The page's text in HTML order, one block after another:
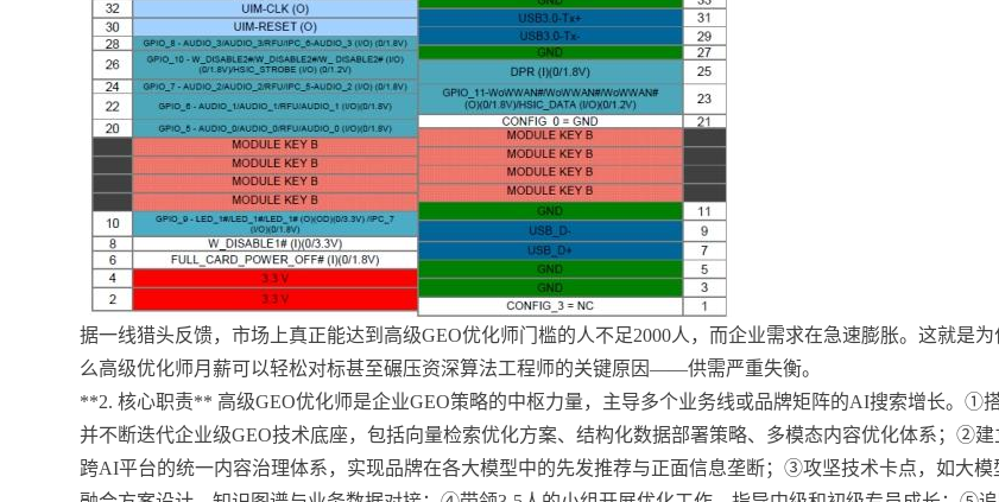
据一线猎头反馈，市场上真正能达到高级GEO优化师门槛的人不足2000人，而企业需求在急速膨胀。这就是为
么高级优化师月薪可以轻松对标甚至碾压资深算法工程师的关键原因——供需严重失衡。
**2. 核心职责** 高级GEO优化师是企业GEO策略的中枢力量，主导多个业务线或品牌矩阵的AI搜索增长。①
并不断迭代企业级GEO技术底座，包括向量检索优化方案、结构化数据部署策略、多模态内容优化体系；②建
跨AI平台的统一内容治理体系，实现品牌在各大模型中的先发推荐与正面信息垄断；③攻坚技术卡点，如大模